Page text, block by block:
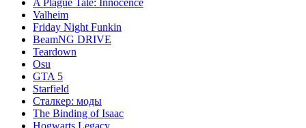
A Plague Tale: Innocence
Valheim
Friday Night Funkin
BeamNG DRIVE
Teardown
Osu
GTA 5
Starfield
Сталкер: моды
The Binding of Isaac
Hogwarts Legacy